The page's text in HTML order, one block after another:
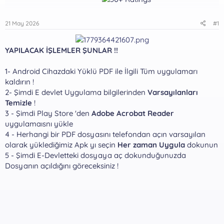
21 May 2026 #1
YAPILACAK İŞLEMLER ŞUNLAR !!
1- Android Cihazdaki Yüklü PDF ile İlgili Tüm uygulamarı
kaldırın !
2- Şimdi E devlet Uygulama bilgilerinden Varsayılanları
Temizle !
3 - Şimdi Play Store 'den Adobe Acrobat Reader
uygulamaısnı yükle
4 - Herhangi bir PDF dosyasını telefondan açın varsayılan
olarak yüklediğimiz Apk yı seçin Her zaman Uygula dokunun
5 - Şimdi E-Devletteki dosyaya aç dokunduğunuzda
Dosyanın açıldığını göreceksiniz !